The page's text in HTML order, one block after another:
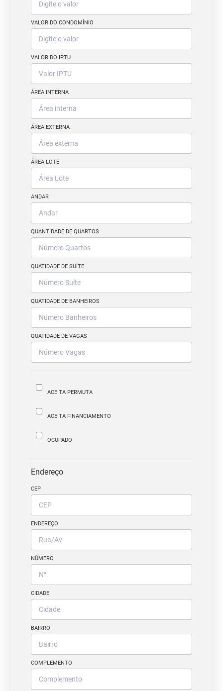
VALOR DO CONDOMÍNIO
VALOR DO IPTU
ÁREA INTERNA
ÁREA EXTERNA
ÁREA LOTE
ANDAR
QUANTIDADE DE QUARTOS
QUATIDADE DE SUÍTE
QUATIDADE DE BANHEIROS
QUATIDADE DE VAGAS
ACEITA PERMUTA
ACEITA FINANCIAMENTO
OCUPADO
Endereço
CEP
ENDEREÇO
NÚMERO
CIDADE
BAIRRO
COMPLEMENTO